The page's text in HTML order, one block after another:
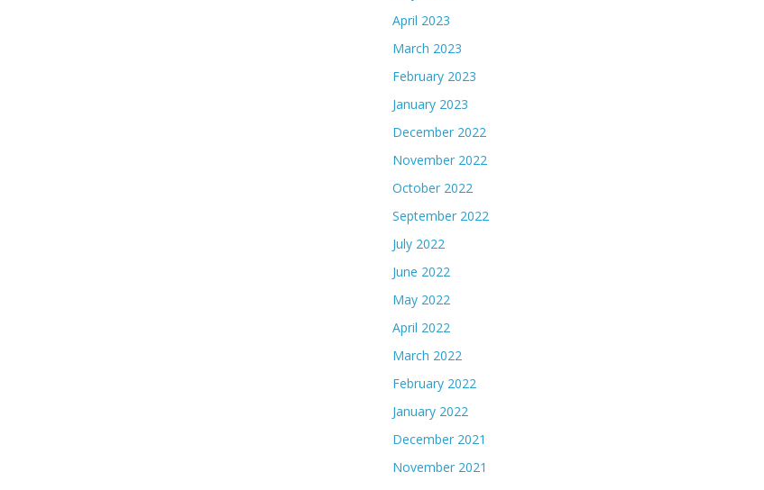
April 2023
March 2023
February 2023
January 2023
December 2022
November 2022
October 2022
September 2022
July 2022
June 2022
May 2022
April 2022
March 2022
February 2022
January 2022
December 2021
November 2021